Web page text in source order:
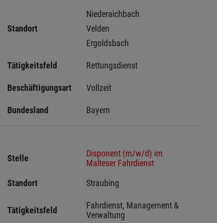
Standort
Niederaichbach
Velden
Ergoldsbach
Tätigkeitsfeld Rettungsdienst
Beschäftigungsart Vollzeit
Bundesland Bayern
Stelle
Disponent (m/w/d) im
Malteser Fahrdienst
Standort
Straubing
Tätigkeitsfeld
Fahrdienst, Management &
Verwaltung